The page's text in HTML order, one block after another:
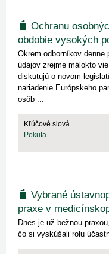
Ochranu
obdobie vysokých
Okrem odborníkov denne
údajov zrejme málokto
diskutujú o novom
nariadenie Európskeho
osôb ...
Kľúčové slová
Pokuta
Vybrané
praxe v
Dnes je už bežnou
čo si vyskúšali rolu